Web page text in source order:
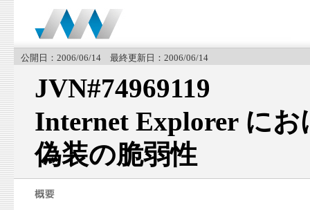
公開日：2006/06/14 最終更新日：2006/06/14
JVN#74969119
Internet Explorer に
偽装の脆弱性